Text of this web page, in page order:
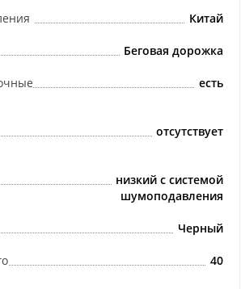
Китай
Беговая дорожка
есть
отсутствует
низкий с системой
шумоподавления
Черный
40